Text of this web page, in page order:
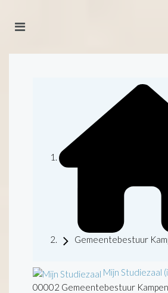
Gemeentebestuur
Mijn Studiezaal
00002 Gemeentebestuur